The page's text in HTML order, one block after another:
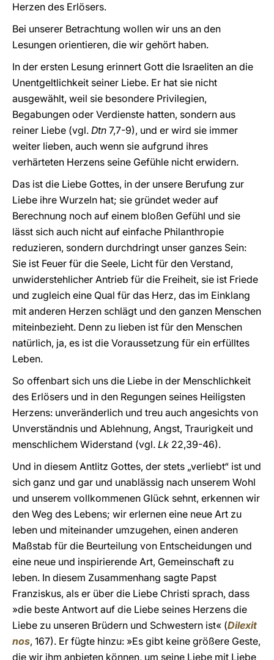
Herzen des Erlösers.
Bei unserer Betrachtung wollen wir uns an den
Lesungen orientieren, die wir gehört haben.
In der ersten Lesung erinnert Gott die Israeliten an die
Unentgeltlichkeit seiner Liebe. Er hat sie nicht
ausgewählt, weil sie besondere Privilegien,
Begabungen oder Verdienste hatten, sondern aus
reiner Liebe (vgl. Dtn 7,7-9), und er wird sie immer
weiter lieben, auch wenn sie aufgrund ihres
verhärteten Herzens seine Gefühle nicht erwidern.
Das ist die Liebe Gottes, in der unsere Berufung zur
Liebe ihre Wurzeln hat; sie gründet weder auf
Berechnung noch auf einem bloßen Gefühl und sie
lässt sich auch nicht auf einfache Philanthropie
reduzieren, sondern durchdringt unser ganzes Sein:
Sie ist Feuer für die Seele, Licht für den Verstand,
unwiderstehlicher Antrieb für die Freiheit, sie ist Friede
und zugleich eine Qual für das Herz, das im Einklang
mit anderen Herzen schlägt und den ganzen Menschen
miteinbezieht. Denn zu lieben ist für den Menschen
natürlich, ja, es ist die Voraussetzung für ein erfülltes
Leben.
So offenbart sich uns die Liebe in der Menschlichkeit
des Erlösers und in den Regungen seines Heiligsten
Herzens: unveränderlich und treu auch angesichts von
Unverständnis und Ablehnung, Angst, Traurigkeit und
menschlichem Widerstand (vgl. Lk 22,39-46).
Und in diesem Antlitz Gottes, der stets „verliebt“ ist und
sich ganz und gar und unablässig nach unserem Wohl
und unserem vollkommenen Glück sehnt, erkennen wir
den Weg des Lebens; wir erlernen eine neue Art zu
leben und miteinander umzugehen, einen anderen
Maßstab für die Beurteilung von Entscheidungen und
eine neue und inspirierende Art, Gemeinschaft zu
leben. In diesem Zusammenhang sagte Papst
Franziskus, als er über die Liebe Christi sprach, dass
»die beste Antwort auf die Liebe seines Herzens die
Liebe zu unseren Brüdern und Schwestern ist« (Dilexit
nos, 167). Er fügte hinzu: »Es gibt keine größere Geste,
die wir ihm anbieten können, um seine Liebe mit Liebe